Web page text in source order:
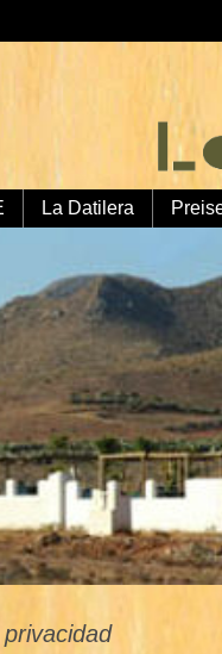
La Datilera